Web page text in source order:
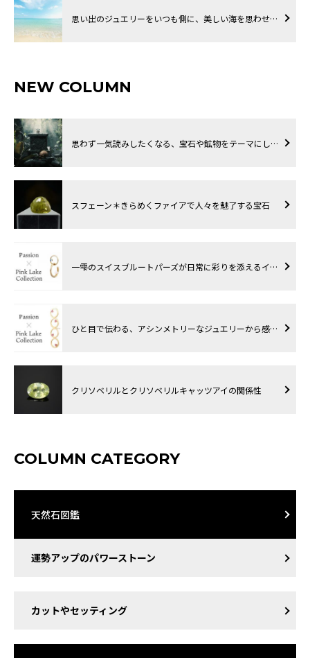
思い出のジュエリーをいつも側に、美しい海を思わせ…
NEW COLUMN
思わず一気読みしたくなる、宝石や鉱物をテーマにし…
スフェーン＊きらめくファイアで人々を魅了する宝石
一雫のスイスブルートパーズが日常に彩りを添えるイ…
ひと目で伝わる、アシンメトリーなジュエリーから感…
クリソベリルとクリソベリルキャッツアイの関係性
COLUMN CATEGORY
天然石図鑑
運勢アップのパワーストーン
カットやセッティング